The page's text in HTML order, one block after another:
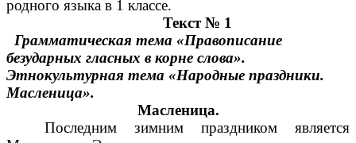
родного языка в 1 классе.
Текст № 1
Грамматическая тема «Правописание
безударных гласных в корне слова».
Этнокультурная тема «Народные праздники.
Масленица».
Масленица.
Последним зимним праздником является